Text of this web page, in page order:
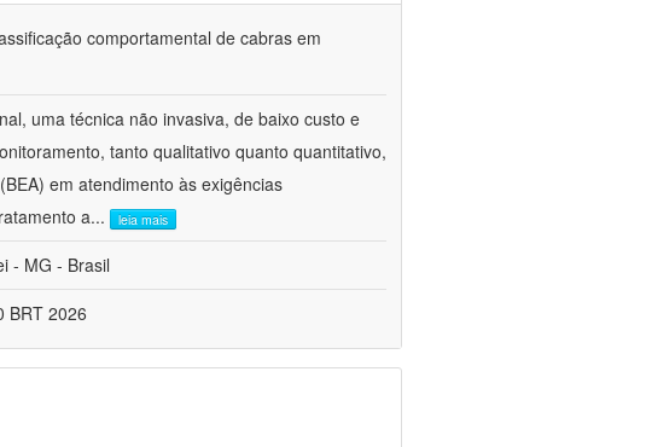
comportamental de cabras em
uma técnica não invasiva, de baixo custo e
tanto qualitativo quanto quantitativo,
em atendimento às exigências
a... leia mais
- MG - Brasil
BRT 2026